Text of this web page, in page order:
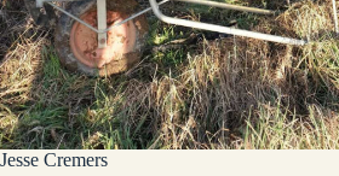
Jesse Cremers